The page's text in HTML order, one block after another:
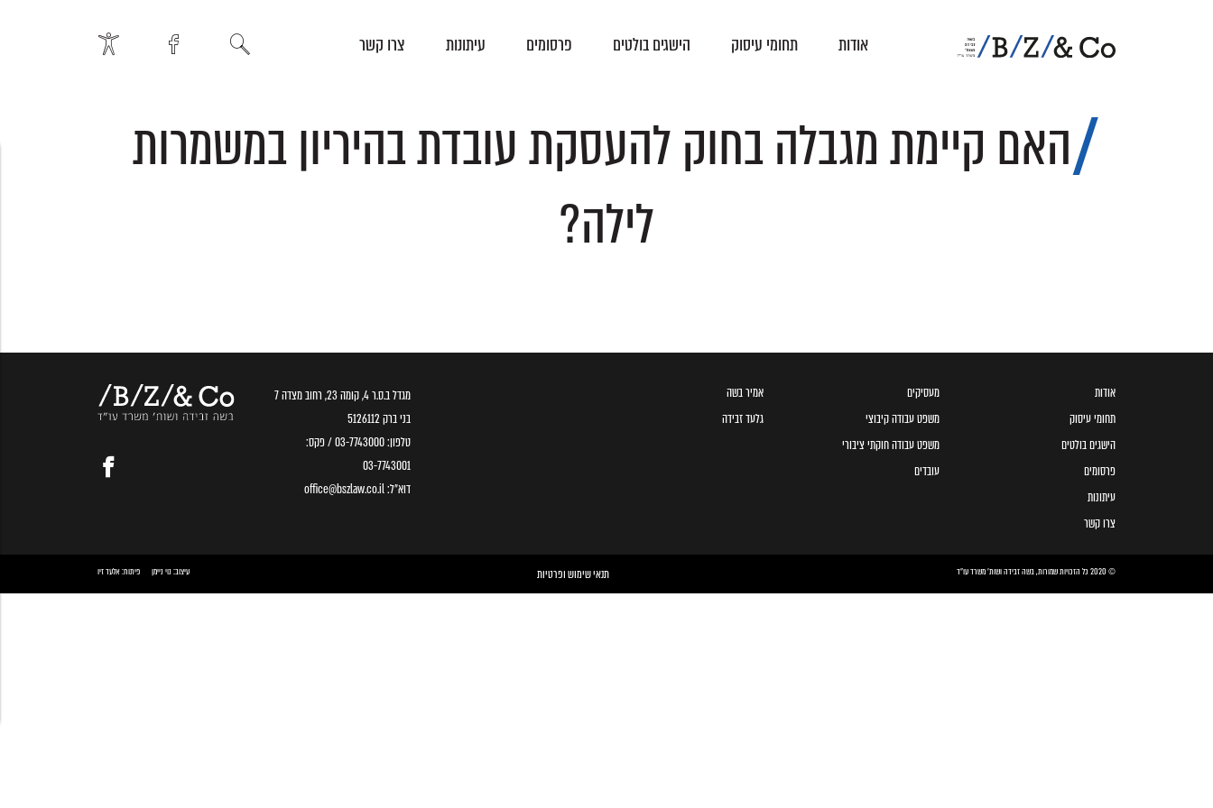
אודות תחומי עיסוק הישגים בולטים פרסומים עיתונות צרו קשר
האם קיימת מגבלה בחוק להעסקת עובדת בהיריון במשמרות
לילה?
אודות
תחומי עיסוק
הישגים בולטים
פרסומים
עיתונות
צרו קשר
מעסיקים
משפט עבודה קיבוצי
משפט עבודה חוקתי ציבורי
עובדים
אמיר בשה
גלעד זבידה
מגדל ב.ס.ר 4, קומה 23, רחוב מצדה 7
בני ברק 5126112
טלפון:03-7743000/ פקס:
03-7743001
דוא״ל:office@bszlaw.co.il
© 2020 כל הזכויות שמורות, בשה זבידה ושות׳ משרד עו״ד תנאי שימוש ופרטיות עיצוב:נוי ניימן פיתוח:אלעד זיו